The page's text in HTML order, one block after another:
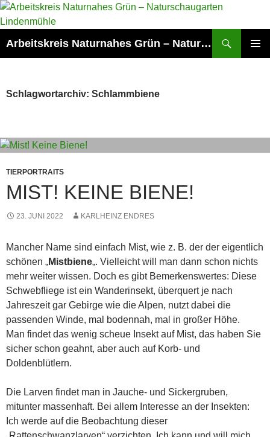
Zum
Inhalt
Arbeitskreis Naturnahes Grün – Naturschaugarten Lindenmühle
Schlagwortarchiv: Schlammbiene
TIERPORTRAITS
MIST! KEINE BIENE!
23. JUNI 2022 KARLHEINZ ENDRES
Mancher Name sind einfach Mist, wie z. B. der der eigentlich
schönen „Mistbiene„. Vielleicht will man dann schon nichts
mehr weiter wissen. Doch es gibt Bemerkenswertes: Diese
Schwebfliege ist ein Wanderinsekt, überquert je nach
Jahreszeit gar Gebirge wie die Alpen, nutzt dabei die
passenden Winde, mal bodennah, mal in großer Höhe.
Man findet das wenig scheue Insekt auf Mist, das haben Sie
sicher schon geahnt, aber auch auf Korb- und
Doldenblütlern.
Die Larven findet man in Jauche- und Sickergruben,
mitunter massenhaft. Bei allem Interesse an der Insekten:
Ich werde auf die Beobachtung dieser